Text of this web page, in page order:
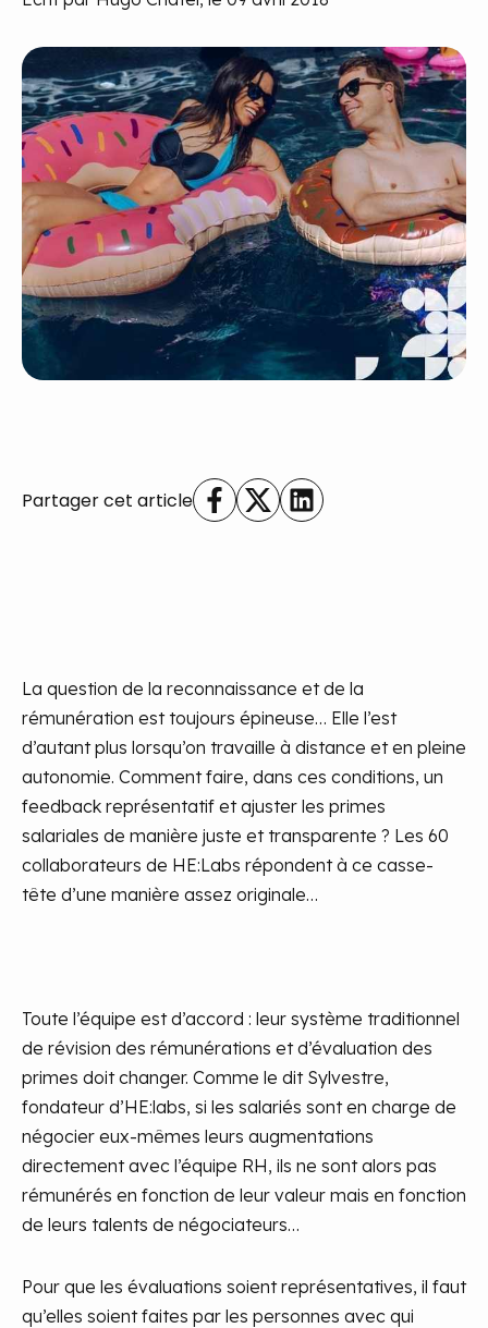
Partager cet article
La question de la reconnaissance et de la
rémunération est toujours épineuse… Elle l’est
d’autant plus lorsqu’on travaille à distance et en pleine
autonomie. Comment faire, dans ces conditions, un
feedback représentatif et ajuster les primes
salariales de manière juste et transparente ? Les 60
collaborateurs de HE:Labs répondent à ce casse-
tête d’une manière assez originale…
Toute l’équipe est d’accord : leur système traditionnel
de révision des rémunérations et d’évaluation des
primes doit changer. Comme le dit Sylvestre,
fondateur d’HE:labs, si les salariés sont en charge de
négocier eux-mêmes leurs augmentations
directement avec l’équipe RH, ils ne sont alors pas
rémunérés en fonction de leur valeur mais en fonction
de leurs talents de négociateurs…
Pour que les évaluations soient représentatives, il faut
qu’elles soient faites par les personnes avec qui